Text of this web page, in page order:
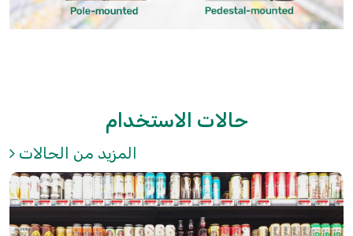
حالات الاستخدام
المزيد من الحالات